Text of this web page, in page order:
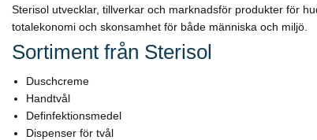
Sterisol utvecklar, tillverkar och marknadsför produkter för
totalekonomi och skonsamhet för både människa och miljö.
Sortiment från Sterisol
Duschcreme
Handtvål
Definfektionsmedel
Dispenser för tvål